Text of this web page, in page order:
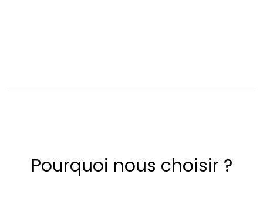
Pourquoi nous choisir ?